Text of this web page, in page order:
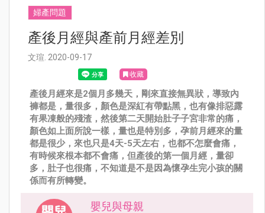
婦產問題
產後月經與產前月經差別
文瑄. 2020-09-17
收藏
產後月經來是2個月多幾天，剛來直接無異狀，導致內
褲都是，量很多，顏色是深紅有帶點黑，也有像排惡露
有果凍般的殘渣，然後第二天開始肚子子宮非常的痛，
顏色如上面所說一樣，量也是特別多，孕前月經來的量
都是很少，來也只是4天-5天左右，也都不怎麼會痛，
有時候來根本都不會痛，但產後的第一個月經，量卻
多，肚子也很痛，不知道是不是因為懷孕生完小孩的關
係而有所轉變。
嬰兒與母親